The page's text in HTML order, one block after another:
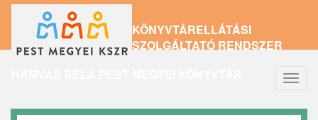
tartalomra
KÖNYVTÁRELLÁTÁSI
SZOLGÁLTATÓ RENDSZER